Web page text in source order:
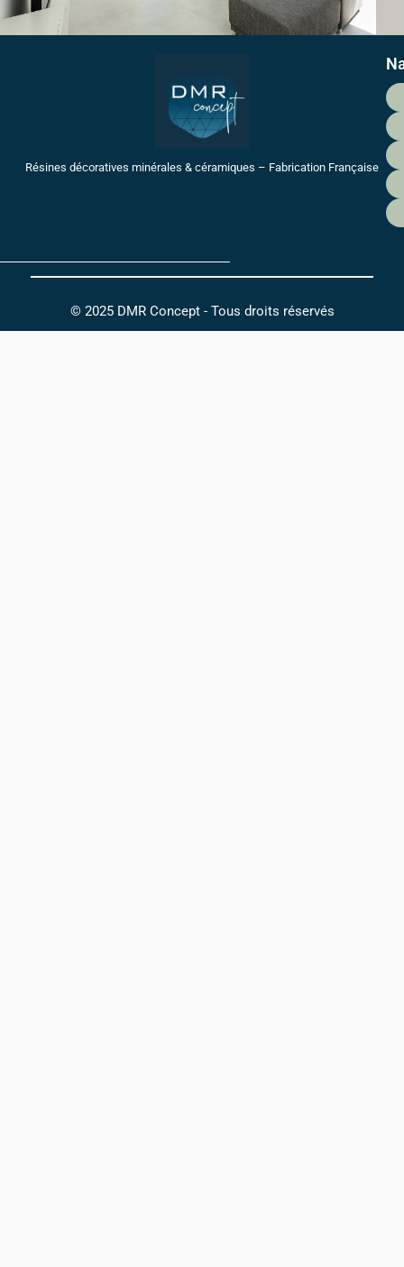
Résines décoratives minérales & céramiques – Fabrication Française
© 2025 DMR Concept - Tous droits réservés